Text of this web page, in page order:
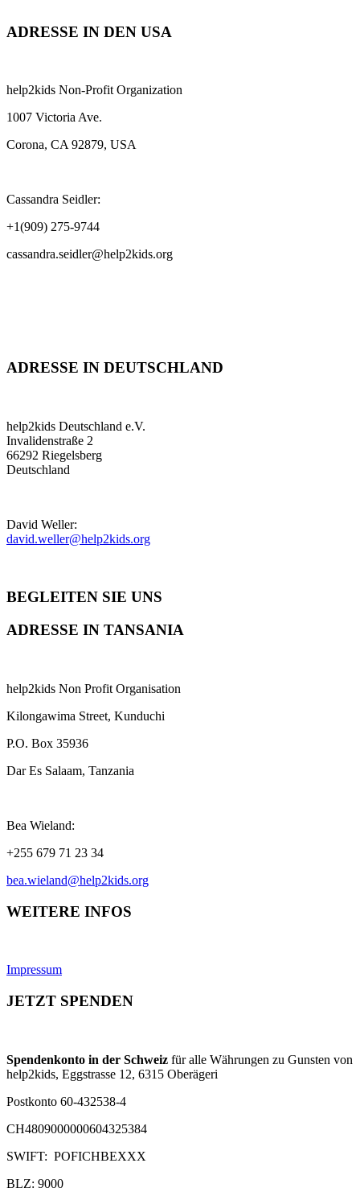
ADRESSE IN DEN USA
help2kids Non-Profit Organization
1007 Victoria Ave.
Corona, CA 92879, USA
Cassandra Seidler:
+1(909) 275-9744
cassandra.seidler@help2kids.org
ADRESSE IN DEUTSCHLAND
help2kids Deutschland e.V.
Invalidenstraße 2
66292 Riegelsberg
Deutschland
David Weller:
david.weller@help2kids.org
BEGLEITEN SIE UNS
ADRESSE IN TANSANIA
help2kids Non Profit Organisation
Kilongawima Street, Kunduchi
P.O. Box 35936
Dar Es Salaam, Tanzania
Bea Wieland:
+255 679 71 23 34
bea.wieland@help2kids.org
WEITERE INFOS
Impressum
JETZT SPENDEN
Spendenkonto in der Schweiz für alle Währungen zu Gunsten von
help2kids, Eggstrasse 12, 6315 Oberägeri
Postkonto 60-432538-4
CH4809000000604325384
SWIFT: POFICHBEXXX
BLZ: 9000